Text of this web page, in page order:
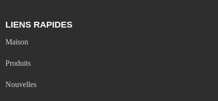
LIENS RAPIDES
Maison
Produits
Nouvelles